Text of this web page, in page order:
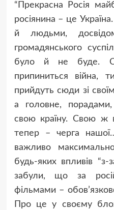
“Прекрасна Росія
росіянина – це
й людьми, досвідом
громадянського
було й не буде.
припиниться війна,
прийдуть сюди зі
а головне,
свою країну. Свою ж
тепер – черга
важливо
будь-яких впливів
забули, що за
фільмами –
Про це у своєму